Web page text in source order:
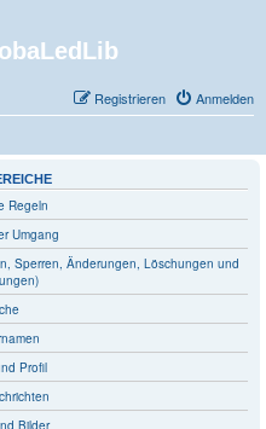
Anmelden
Registrieren
Regeln
Umgang
Sperren, Änderungen, Löschungen und
Profil
Bilder